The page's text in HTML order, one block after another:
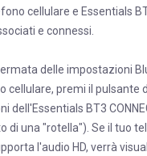
cellulare e Essentials
e connessi.
delle impostazioni
cellulare, premi il pulsante
dell'Essentials BT3
di una "rotella"). Se il tuo
l'audio HD, verrà